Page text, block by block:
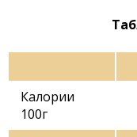
Калории
100г